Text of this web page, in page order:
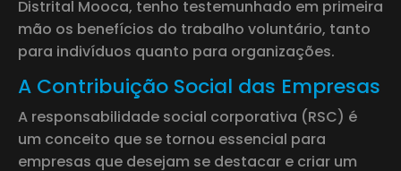
Distrital Mooca, tenho testemunhado em primeira
mão os benefícios do trabalho voluntário, tanto
para indivíduos quanto para organizações.
A Contribuição Social das Empresas
A responsabilidade social corporativa (RSC) é
um conceito que se tornou essencial para
empresas que desejam se destacar e criar um